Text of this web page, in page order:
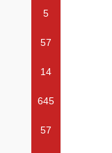
5
57
14
645
57